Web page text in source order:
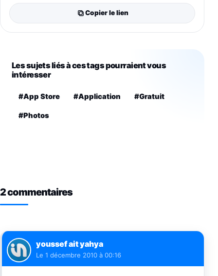
Copier le lien
Les sujets liés à ces tags pourraient vous
intéresser
#App Store #Application #Gratuit
#Photos
2 commentaires
youssef ait yahya
Le 1 décembre 2010 à 00:16